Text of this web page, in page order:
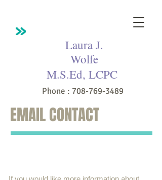
Laura J.
Wolfe
M.S.Ed, LCPC
Phone : 708-769-3489
EMAIL CONTACT